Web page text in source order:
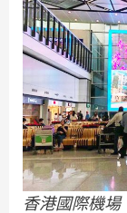
香港國際機